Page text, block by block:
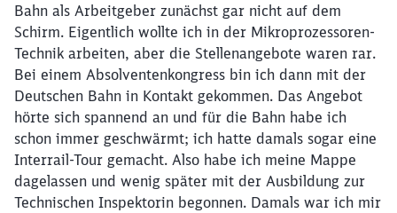
Bahn als Arbeitgeber zunächst gar nicht auf dem
Schirm. Eigentlich wollte ich in der Mikroprozessoren-
Technik arbeiten, aber die Stellenangebote waren rar.
Bei einem Absolventenkongress bin ich dann mit der
Deutschen Bahn in Kontakt gekommen. Das Angebot
hörte sich spannend an und für die Bahn habe ich
schon immer geschwärmt; ich hatte damals sogar eine
Interrail-Tour gemacht. Also habe ich meine Mappe
dagelassen und wenig später mit der Ausbildung zur
Technischen Inspektorin begonnen. Damals war ich mir